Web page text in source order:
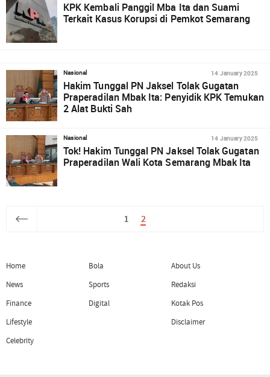
KPK Kembali Panggil Mba Ita dan Suami
Terkait Kasus Korupsi di Pemkot Semarang
Nasional 14 January 2025
Hakim Tunggal PN Jaksel Tolak Gugatan
Praperadilan Mbak Ita: Penyidik KPK Temukan
2 Alat Bukti Sah
Nasional 14 January 2025
Tok! Hakim Tunggal PN Jaksel Tolak Gugatan
Praperadilan Wali Kota Semarang Mbak Ita
1 2
Home
News
Finance
Lifestyle
Celebrity
Bola
Sports
Digital
About Us
Redaksi
Kotak Pos
Disclaimer